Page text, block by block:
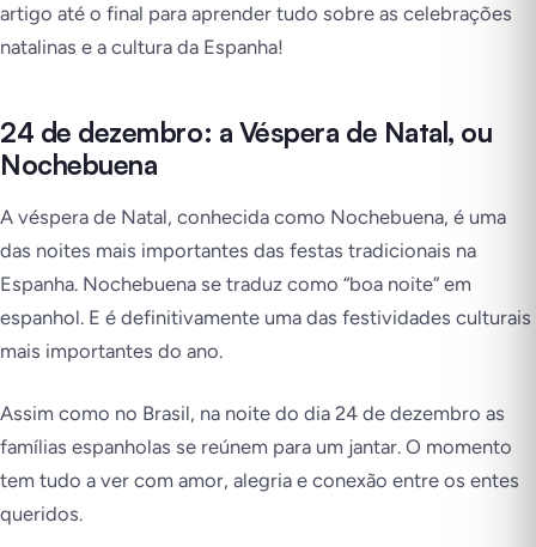
artigo até o final para aprender tudo sobre as celebrações
natalinas e a cultura da Espanha!
24 de dezembro: a Véspera de Natal, ou
Nochebuena
A véspera de Natal, conhecida como Nochebuena, é uma
das noites mais importantes das festas tradicionais na
Espanha. Nochebuena se traduz como “boa noite” em
espanhol. E é definitivamente uma das festividades culturais
mais importantes do ano.
Assim como no Brasil, na noite do dia 24 de dezembro as
famílias espanholas se reúnem para um jantar. O momento
tem tudo a ver com amor, alegria e conexão entre os entes
queridos.